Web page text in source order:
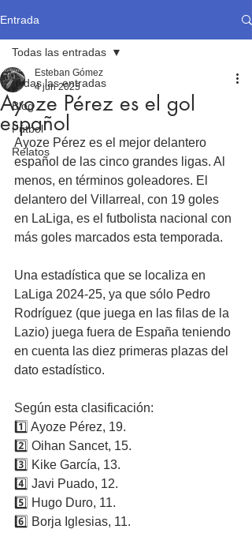
Entrada
Todas las entradas
Blog
Fútbol
Relatos
Todas las entradas
Ayoze Pérez es el gol
español
Esteban Gómez
4 jun 2025
Ayoze Pérez es el mejor delantero
español de las cinco grandes ligas. Al
menos, en términos goleadores. El
delantero del Villarreal, con 19 goles
en LaLiga, es el futbolista nacional con
más goles marcados esta temporada.
Una estadística que se localiza en
LaLiga 2024-25, ya que sólo Pedro
Rodríguez (que juega en las filas de la
Lazio) juega fuera de España teniendo
en cuenta las diez primeras plazas del
dato estadístico.
Según esta clasificación:
1️⃣ Ayoze Pérez, 19.
2️⃣ Oihan Sancet, 15.
3️⃣ Kike García, 13.
4️⃣ Javi Puado, 12.
5️⃣ Hugo Duro, 11.
6️⃣ Borja Iglesias, 11.